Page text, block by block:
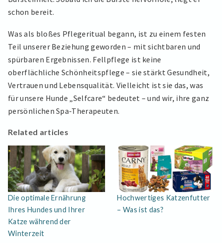
schon bereit.
Was als bloßes Pflegeritual begann, ist zu einem festen
Teil unserer Beziehung geworden – mit sichtbaren und
spürbaren Ergebnissen. Fellpflege ist keine
oberflächliche Schönheitspflege – sie stärkt Gesundheit,
Vertrauen und Lebensqualität. Vielleicht ist sie das, was
für unsere Hunde „Selfcare“ bedeutet – und wir, ihre ganz
persönlichen Spa-Therapeuten.
Related articles
Die optimale Ernährung
Ihres Hundes und Ihrer
Katze während der
Winterzeit
Hochwertiges Katzenfutter
– Was ist das?